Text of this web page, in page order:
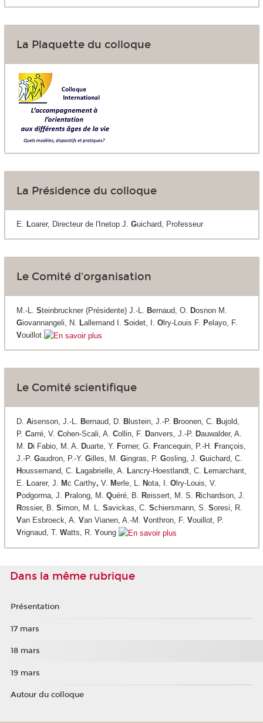
La Plaquette du colloque
La Présidence du colloque
E. Loarer, Directeur de l'Inetop J. Guichard, Professeur
Le Comité d'organisation
M.-L. Steinbruckner (Présidente) J.-L. Bernaud, O. Dosnon M.
Giovannangeli, N. Lallemand I. Soidet, I. Olry-Louis F. Pelayo, F.
Vouillot
Le Comité scientifique
D. Aisenson, J.-L. Bernaud, D. Blustein, J.-P. Broonen, C. Bujold,
P. Carré, V. Cohen-Scali, A. Collin, F. Danvers, J.-P. Dauwalder, A.
M. Di Fabio, M. A. Duarte, Y. Forner, G. Francequin, P.-H. François,
J.-P. Gaudron, P.-Y. Gilles, M. Gingras, P. Gosling, J. Guichard, C.
Houssemand, C. Lagabrielle, A. Lancry-Hoestlandt, C. Lemarchant,
E. Loarer, J. Mc Carthy, V. Merle, L. Nota, I. Olry-Louis, V.
Podgorrna, J. Pralong, M. Quéré, B. Reissert, M. S. Richardson, J.
Rossier, B. Simon, M. L. Savickas, C. Schiersmann, S. Soresi, R.
Van Esbroeck, A. Van Vianen, A.-M. Vonthron, F. Vouillot, P.
Vrignaud, T. Watts, R. Young
Dans la même rubrique
Présentation
17 mars
18 mars
19 mars
Autour du colloque